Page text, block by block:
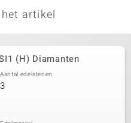
artikel
(H) Diamanten
Aantal edelstenen
3